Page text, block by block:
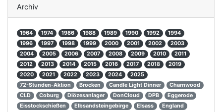
Archiv
1964 1974 1986 1988 1989 1990 1992
1994
1996
1997 1998 1999 2000 2001 2002
2003
2004
2005 2006 2007 2008 2009 2010
2011
2012
2013 2014 2015 2016 2017 2018
2019
2020
2021 2022 2023 2024
2025
72-Stunden-Aktion
Brocken Candle Light Dinner
Charnwood
CLD
Coburg Diözesanlager DonCloud DPB
Eggerode
Eisstockschießen
Elbsandsteingebirge Elsass
England